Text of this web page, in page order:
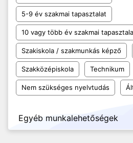
5-9 év szakmai tapasztalat
10 vagy több év szakmai
Szakiskola / szakmunkás képző
Szakközépiskola Technikum
Nem szükséges nyelvtudás
Egyéb munkalehetőségek